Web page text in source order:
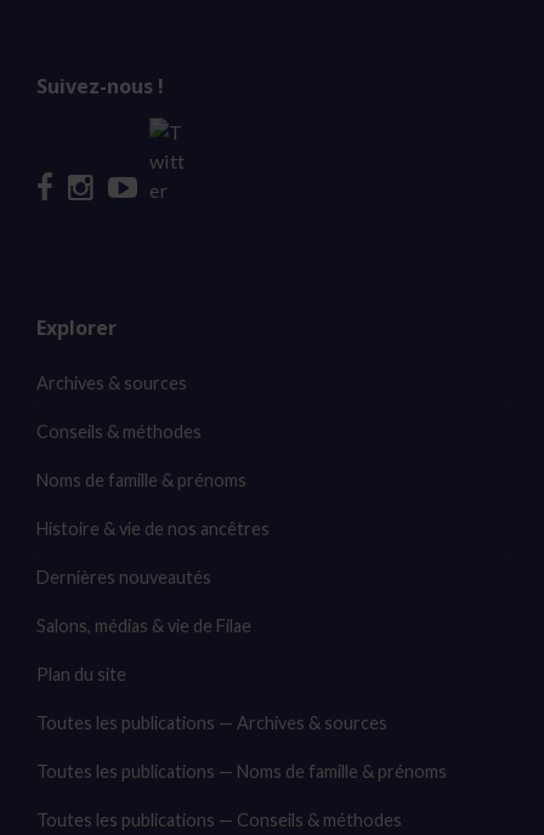
Suivez-nous !
Explorer
Archives & sources
Conseils & méthodes
Noms de famille & prénoms
Histoire & vie de nos ancêtres
Dernières nouveautés
Salons, médias & vie de Filae
Plan du site
Toutes les publications — Archives & sources
Toutes les publications — Noms de famille & prénoms
Toutes les publications — Conseils & méthodes